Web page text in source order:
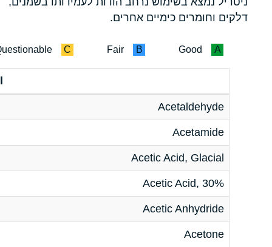
דלקים וחומרים כימיים אחרים.
A
Good
B
Fair
C
Acetaldehyde
Acetamide
Acetic Acid, Glacial
Acetic Acid, 30%
Acetic Anhydride
Acetone